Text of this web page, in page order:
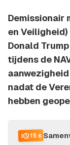
Demissionair
en
Donald
tijdens de
nadat de
hebben
15 s